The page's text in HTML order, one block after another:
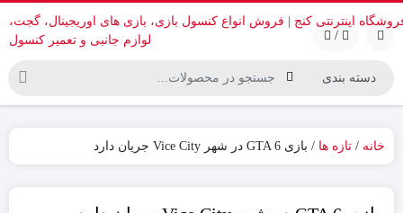
/
خانه / تازه ها / بازی GTA 6 در شهر Vice City جریان دارد